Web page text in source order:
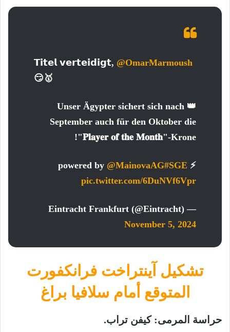
𝗧𝗶𝘁𝗲𝗹 𝘃𝗲𝗿𝘁𝗲𝗶𝗱𝗶𝗴𝘁, @OmarMarmoush
😏🥇
👑 Unser Ägypter sichert sich nach
September auch für den Oktober die
"𝐏𝐥𝐚𝐲𝐞𝐫 𝐨𝐟 𝐭𝐡𝐞 𝐌𝐨𝐧𝐭𝐡"-Krone!
⚡️ powered by
@MainovaAG#SGE
pic.twitter.com/6DuNVf6Vpr
— Eintracht Frankfurt (@Eintracht)
November 5, 2024
تشكيل آينتراخت فرانكفورت
المتوقع أمام سلافيا براغ
حراسة المرمى: كيفن تراب.